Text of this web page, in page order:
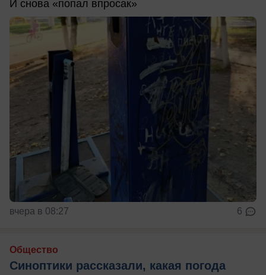
И снова «попал впросак»
вчера в 08:27 6
Общество
Синоптики рассказали, какая погода